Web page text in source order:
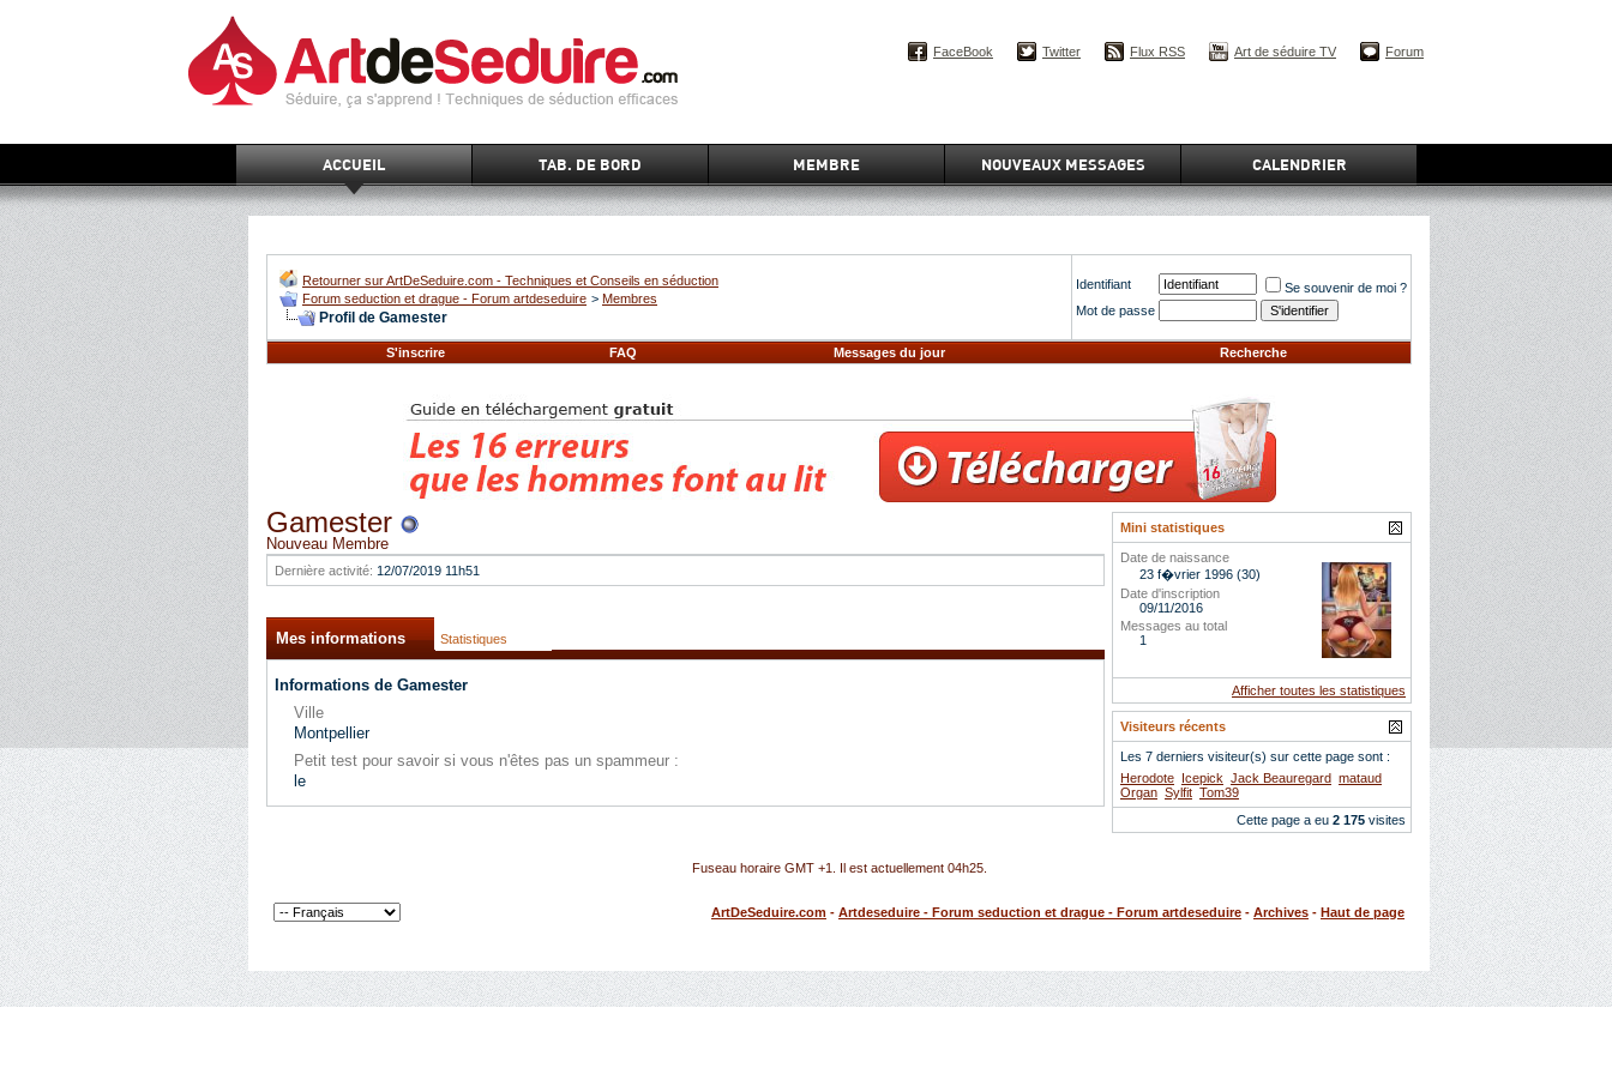
ACCUEIL TAB. DE BORD MEMBRE NOUVEAUX MESSAGES CALENDRIER
FaceBook Twitter Flux RSS Art de séduire TV Forum
Retourner sur ArtDeSeduire.com - Techniques et Conseils en séduction
Forum seduction et drague - Forum artdeseduire > Membres
Profil de Gamester
Identifiant
Se souvenir de moi ?
Mot de passe
S'inscrire FAQ Messages du jour Recherche
Gamester
Nouveau Membre
Dernière activité: 12/07/2019 11h51
Mes informations Statistiques
Informations de Gamester
Ville
Montpellier
Petit test pour savoir si vous n'êtes pas un spammeur :
le
Mini statistiques
Date de naissance
23 f�vrier 1996 (30)
Date d'inscription
09/11/2016
Messages au total
1
Afficher toutes les statistiques
Visiteurs récents
Les 7 derniers visiteur(s) sur cette page sont :
Herodote Icepick Jack Beauregard mataud
Organ Sylfit Tom39
Cette page a eu 2 175 visites
Fuseau horaire GMT +1. Il est actuellement 04h25.
ArtDeSeduire.com - Artdeseduire - Forum seduction et drague - Forum artdeseduire - Archives - Haut de page